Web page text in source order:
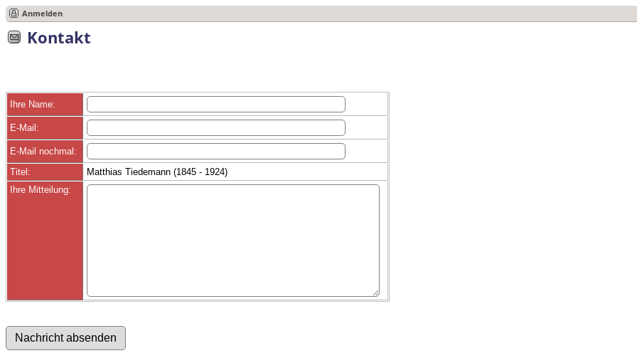
Anmelden
Kontakt
Ihre Name:
E-Mail:
E-Mail nochmal:
Titel:
Matthias Tiedemann (1845 - 1924)
Ihre Mitteilung: